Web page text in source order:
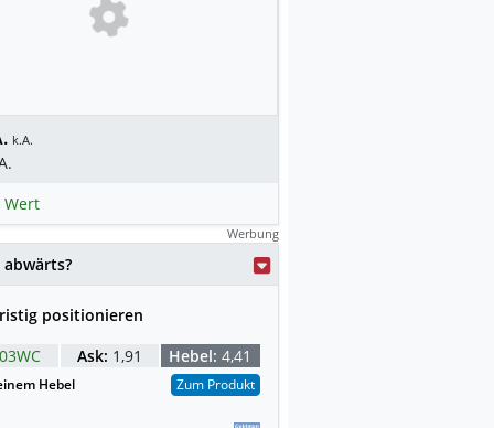
k.A.
Werbung
positionieren
Ask: 1,91 Hebel: 4,41
Hebel Zum Produkt